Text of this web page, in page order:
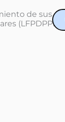
de sus
(LFPDPPP).